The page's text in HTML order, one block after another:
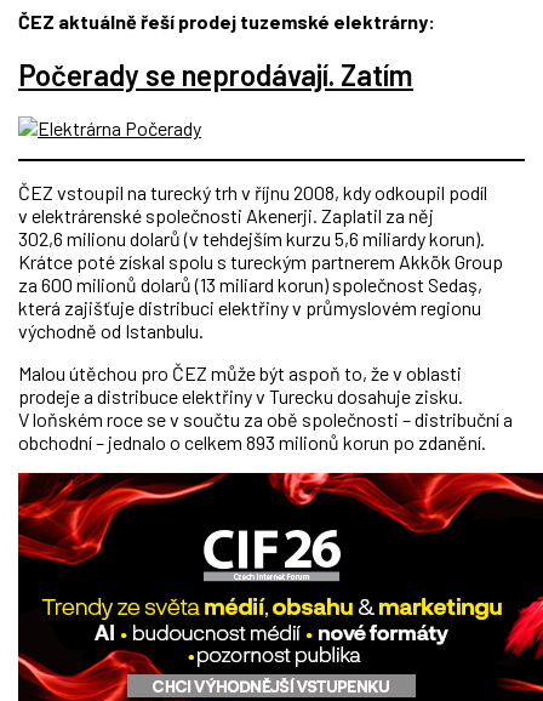
ČEZ aktuálně řeší prodej tuzemské elektrárny:
Počerady se neprodávají. Zatím
ČEZ vstoupil na turecký trh v říjnu 2008, kdy odkoupil podíl
v elektrárenské společnosti Akenerji. Zaplatil za něj
302,6 milionu dolarů (v tehdejším kurzu 5,6 miliardy korun).
Krátce poté získal spolu s tureckým partnerem Akkök Group
za 600 milionů dolarů (13 miliard korun) společnost Sedaş,
která zajišťuje distribuci elektřiny v průmyslovém regionu
východně od Istanbulu.
Malou útěchou pro ČEZ může být aspoň to, že v oblasti
prodeje a distribuce elektřiny v Turecku dosahuje zisku.
V loňském roce se v součtu za obě společnosti – distribuční a
obchodní – jednalo o celkem 893 milionů korun po zdanění.